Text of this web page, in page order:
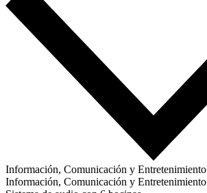
Información, Comunicación y Entretenimiento
Información, Comunicación y Entretenimiento